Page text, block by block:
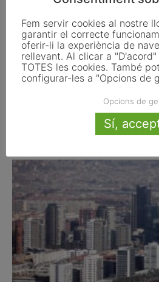
16 de març del 2013
Fem servir cookies al nostre
garantir el correcte
oferir-li la experiència de
rellevant. Al clicar a
TOTES les cookies. També
configurar-les a "Opcions de
Opcions de
Sí,